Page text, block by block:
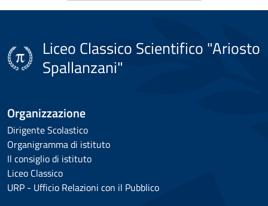
Liceo Classico Scientifico "Ariosto
Spallanzani"
Organizzazione
Dirigente Scolastico
Organigramma di istituto
Il consiglio di istituto
Liceo Classico
URP - Ufficio Relazioni con il Pubblico